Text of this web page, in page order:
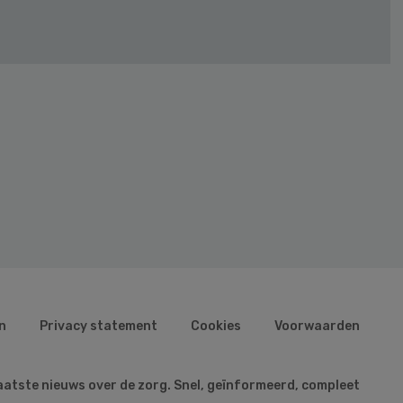
Privacy statement Cookies Voorwaarden
nieuws over de zorg. Snel, geïnformeerd, compleet